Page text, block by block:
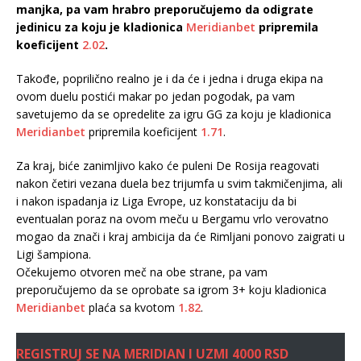
manjka, pa vam hrabro preporučujemo da odigrate
jedinicu za koju je kladionica Meridianbet pripremila
koeficijent 2.02.
Takođe, poprilično realno je i da će i jedna i druga ekipa na
ovom duelu postići makar po jedan pogodak, pa vam
savetujemo da se opredelite za igru GG za koju je kladionica
Meridianbet pripremila koeficijent 1.71.
Za kraj, biće zanimljivo kako će puleni De Rosija reagovati
nakon četiri vezana duela bez trijumfa u svim takmičenjima, ali
i nakon ispadanja iz Liga Evrope, uz konstataciju da bi
eventualan poraz na ovom meču u Bergamu vrlo verovatno
mogao da znači i kraj ambicija da će Rimljani ponovo zaigrati u
Ligi šampiona.
Očekujemo otvoren meč na obe strane, pa vam
preporučujemo da se oprobate sa igrom 3+ koju kladionica
Meridianbet plaća sa kvotom 1.82.
REGISTRUJ SE NA MERIDIAN I UZMI 4000 RSD